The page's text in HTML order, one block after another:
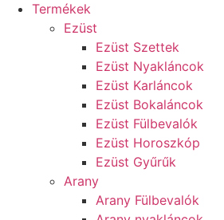
Termékek
Ezüst
Ezüst Szettek
Ezüst Nyakláncok
Ezüst Karláncok
Ezüst Bokaláncok
Ezüst Fülbevalók
Ezüst Horoszkóp
Ezüst Gyűrűk
Arany
Arany Fülbevalók